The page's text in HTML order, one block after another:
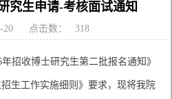
究生申请-考核面试通知
20 点击数： 318
年招收博士研究生第二批报名通知》
生工作实施细则》要求，现将我院